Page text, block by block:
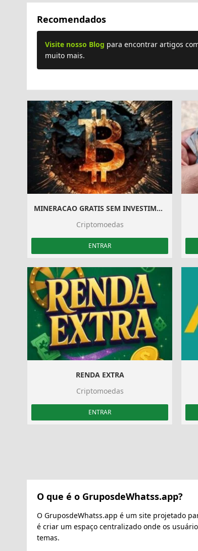
Recomendados
Visite nosso Blog para encontrar artigos
muito mais.
MINERACAO GRATIS SEM INVESTIMENTO
Criptomoedas
ENTRAR
RENDA EXTRA
Criptomoedas
ENTRAR
O que é o GruposdeWhatss.app?
O GruposdeWhatss.app é um site projetado
é criar um espaço centralizado onde os
temas.